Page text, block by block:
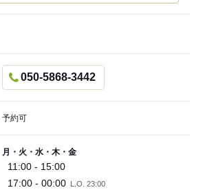
050-5868-3442
予約可
月・火・水・木・金
11:00 - 15:00
17:00 - 00:00 L.O. 23:00